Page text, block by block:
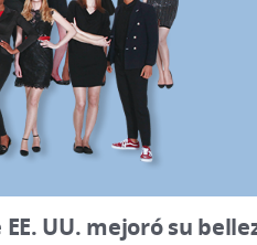
UU. mejoró su